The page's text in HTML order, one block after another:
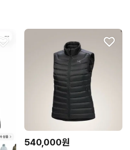
540,000원